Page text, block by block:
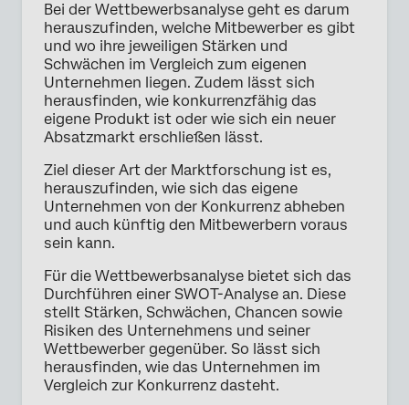
Bei der Wettbewerbsanalyse geht es darum
herauszufinden, welche Mitbewerber es gibt
und wo ihre jeweiligen Stärken und
Schwächen im Vergleich zum eigenen
Unternehmen liegen. Zudem lässt sich
herausfinden, wie konkurrenzfähig das
eigene Produkt ist oder wie sich ein neuer
Absatzmarkt erschließen lässt.
Ziel dieser Art der Marktforschung ist es,
herauszufinden, wie sich das eigene
Unternehmen von der Konkurrenz abheben
und auch künftig den Mitbewerbern voraus
sein kann.
Für die Wettbewerbsanalyse bietet sich das
Durchführen einer SWOT-Analyse an. Diese
stellt Stärken, Schwächen, Chancen sowie
Risiken des Unternehmens und seiner
Wettbewerber gegenüber. So lässt sich
herausfinden, wie das Unternehmen im
Vergleich zur Konkurrenz dasteht.